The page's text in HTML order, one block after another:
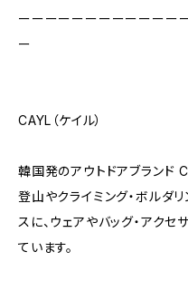
ーーーーーーーーーーーー
ー
CAYL（ケイル）
韓国発のアウトドアブランド
登山やクライミング・ボルダ
スに、ウェアやバッグ・アク
ています。